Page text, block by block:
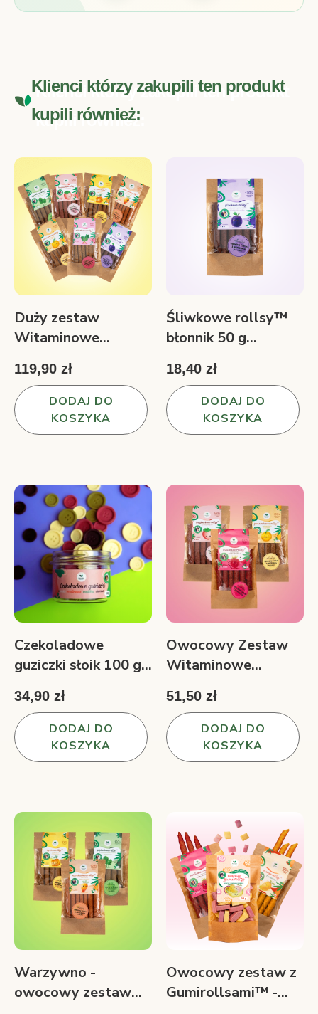
Klienci którzy zakupili ten produkt
kupili również:
Duży zestaw
Witaminowe
350 g
119,90 zł
DODAJ DO
KOSZYKA
Śliwkowe rollsy™
błonnik 50 g
18,40 zł
DODAJ DO
KOSZYKA
Czekoladowe
guziczki słoik 100 g
biała i ciemna
czekolada
34,90 zł
DODAJ DO
KOSZYKA
Owocowy Zestaw
Witaminowe
g
51,50 zł
DODAJ DO
KOSZYKA
Warzywno -
owocowy zestaw
Owocowy zestaw z
Gumirollsami™ -